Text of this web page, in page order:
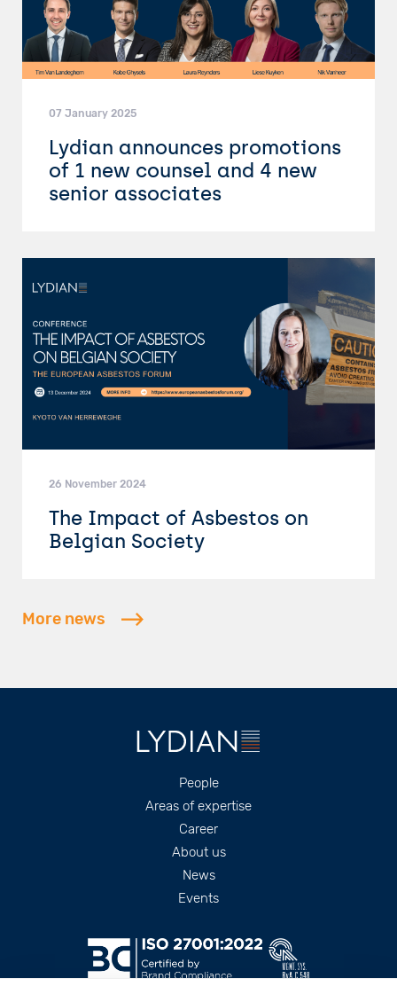
07 January 2025
Lydian announces promotions
of 1 new counsel and 4 new
senior associates
26 November 2024
The Impact of Asbestos on
Belgian Society
More news
People
Areas of expertise
Career
About us
News
Events